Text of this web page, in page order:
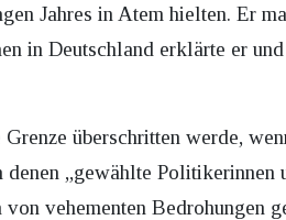
Jahres in Atem hielten. Er
in Deutschland erklärte er
überschritten werde,
„gewählte
vehementen Bedrohungen